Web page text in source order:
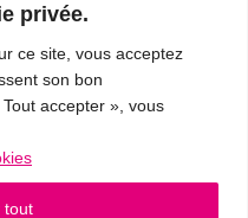
privée.
ce site, vous acceptez
son bon
accepter », vous
tout
/ RGPD